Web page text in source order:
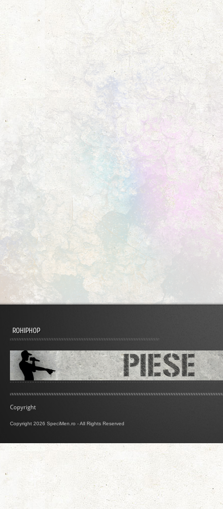
ROHIPHOP
Copyright
Copyright 2026 SpeciMen.ro - All Rights Reserved